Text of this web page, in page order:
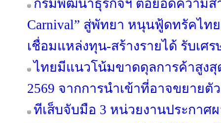
กรมพัฒนาธุรกิจฯ ต่อยอดความสำ
Carnival” สู่พัทยา หนุนฟู้ดทรัคไท
เชื่อมแหล่งทุน-สร้างรายได้ รับเศร
ไทยมีแนวโน้มขาดดุลการค้าสูง
2569 จากการนำเข้าที่อาจขยายตั
ทีเส็บจับมือ 3 หน่วยงานประกาศ